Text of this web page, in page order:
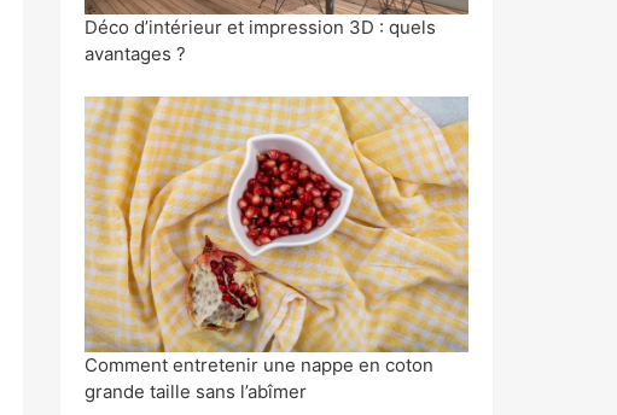
Déco d’intérieur et impression 3D : quels
avantages ?
Comment entretenir une nappe en coton
grande taille sans l’abîmer